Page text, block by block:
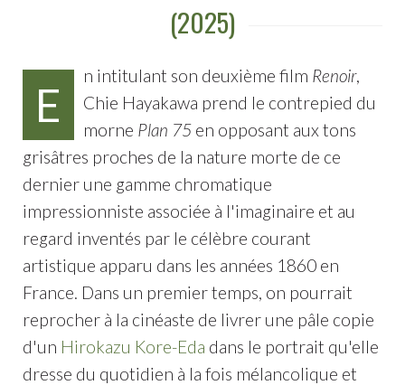
(2025)
E
n intitulant son deuxième film Renoir,
Chie Hayakawa prend le contrepied du
morne Plan 75en opposant aux tons
grisâtres proches de la nature morte de ce
dernier une gamme chromatique
impressionniste associée à l'imaginaire et au
regard inventés par le célèbre courant
artistique apparu dans les années 1860 en
France. Dans un premier temps, on pourrait
reprocher à la cinéaste de livrer une pâle copie
d'un Hirokazu Kore-Eda dans le portrait qu'elle
dresse du quotidien à la fois mélancolique et